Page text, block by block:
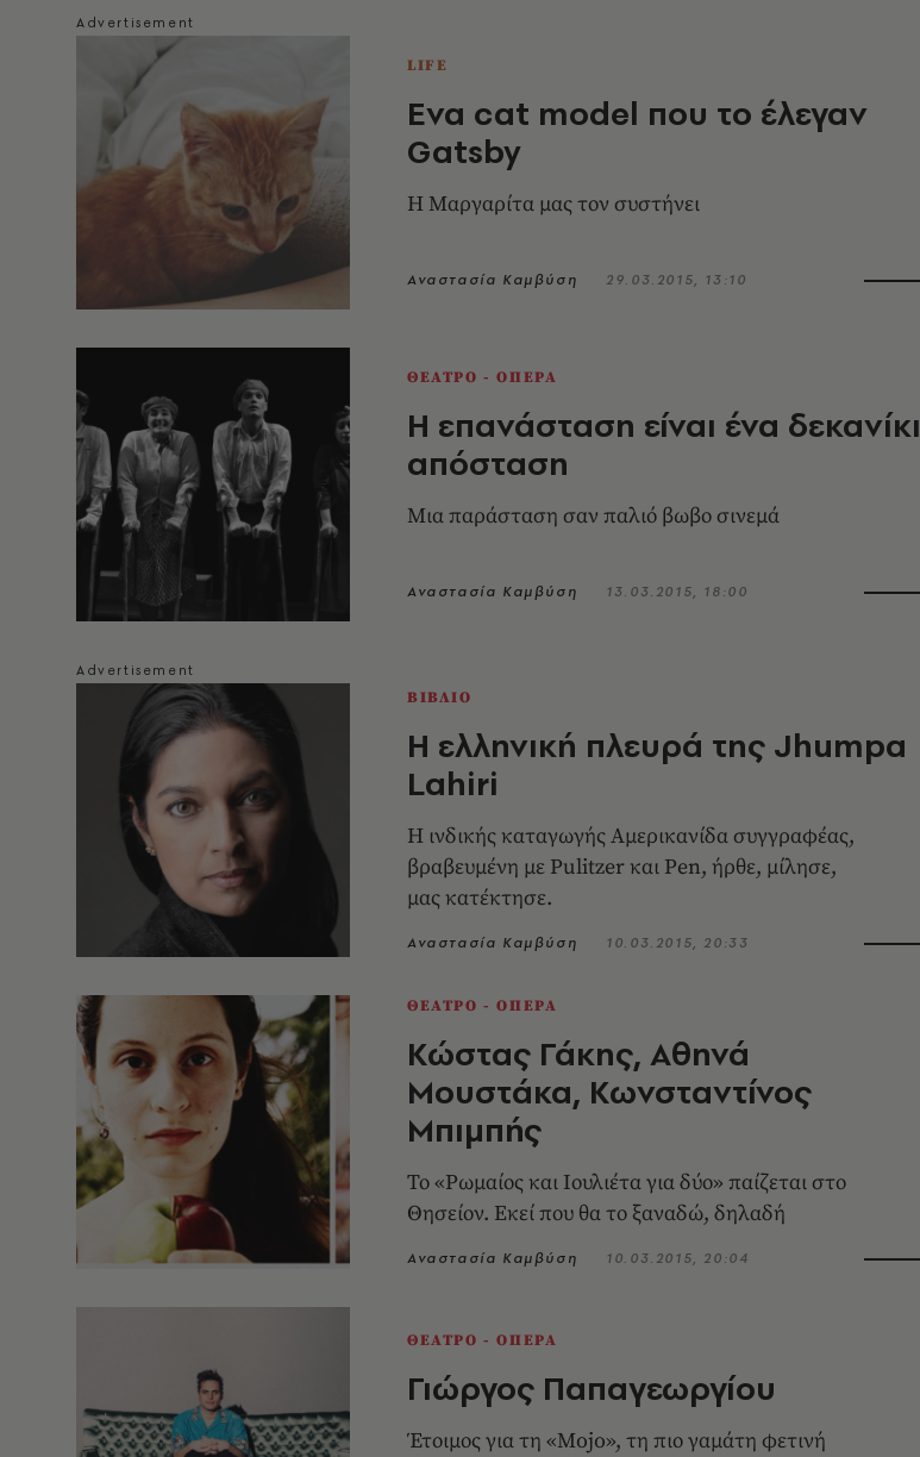
LIFE
Ενα cat model που το έλεγαν
Gatsby
H Μαργαρίτα μας τον συστήνει
Αναστασία Καμβύση 29.03.2015, 13:10
ΘΕΑΤΡΟ - ΟΠΕΡΑ
Η επανάσταση είναι ένα δεκανίκι
απόσταση
Μια παράσταση σαν παλιό βωβο σινεμά
Αναστασία Καμβύση 13.03.2015, 18:00
ΒΙΒΛΙΟ
Η ελληνική πλευρά της Jhumpa
Lahiri
Η ινδικής καταγωγής Αμερικανίδα συγγραφέας,
βραβευμένη με Pulitzer και Pen, ήρθε, μίλησε,
μας κατέκτησε.
Αναστασία Καμβύση 10.03.2015, 20:33
ΘΕΑΤΡΟ - ΟΠΕΡΑ
Κώστας Γάκης, Αθηνά
Μουστάκα, Κωνσταντίνος
Μπιμπής
Το «Ρωμαίος και Ιουλιέτα για δύο» παίζεται στο
Θησείον. Εκεί που θα το ξαναδώ, δηλαδή
Αναστασία Καμβύση 10.03.2015, 20:04
ΘΕΑΤΡΟ - ΟΠΕΡΑ
Γιώργος Παπαγεωργίου
Έτοιμος για τη «Mojo», τη πιο γαμάτη φετινή